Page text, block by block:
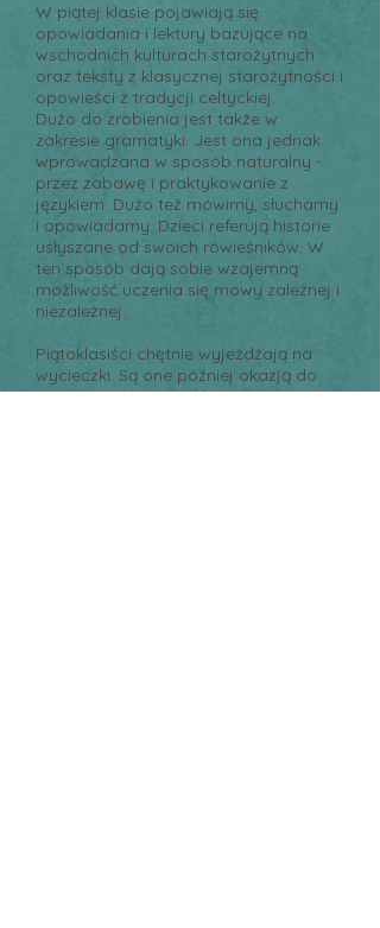
W piątej klasie pojawiają się
opowiadania i lektury bazujące na
wschodnich kulturach starożytnych
oraz teksty z klasycznej starożytności i
opowieści z tradycji celtyckiej.
Dużo do zrobienia jest także w
zakresie gramatyki. Jest ona jednak
wprowadzana w sposób naturalny -
przez zabawę i praktykowanie z
językiem. Dużo też mówimy, słuchamy
i opowiadamy. Dzieci referują historie
usłyszane od swoich rówieśników. W
ten sposób dają sobie wzajemną
możliwość uczenia się mowy zależnej i
niezależnej.
Piątoklasiści chętnie wyjeżdżają na
wycieczki. Są one później okazją do
pisania treściwych i klarownych